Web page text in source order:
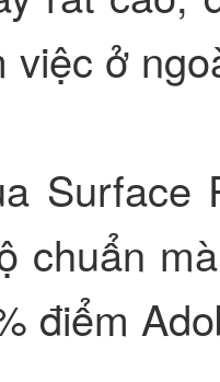
việc ở
Surface
chuẩn
điểm